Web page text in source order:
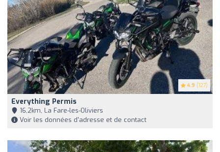
4.9 (127)
Everything Permis
16,2km, La Fare-les-Oliviers
Voir les données d'adresse et de contact